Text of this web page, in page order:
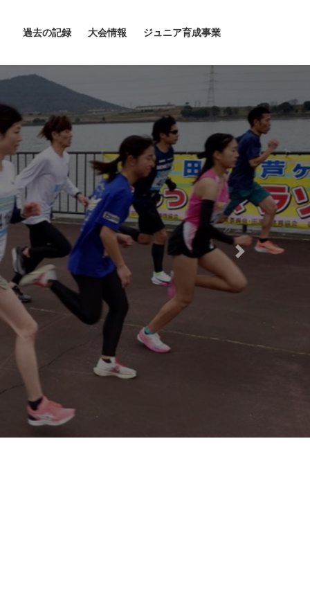
過去の記録 大会情報 ジュニア育成事業
Next